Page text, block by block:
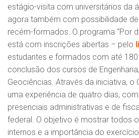
estágio-visita com universitários da
agora também com possibilidade
recém-formados. O programa “Por
está com inscrições abertas – pelo
estudantes e formados com até
conclusão dos cursos de
Geociências. Através da iniciativa, o
uma experiência de quatro dias,
presenciais administrativas e de
federal. O objetivo é mostrar todos
internos e a importância do